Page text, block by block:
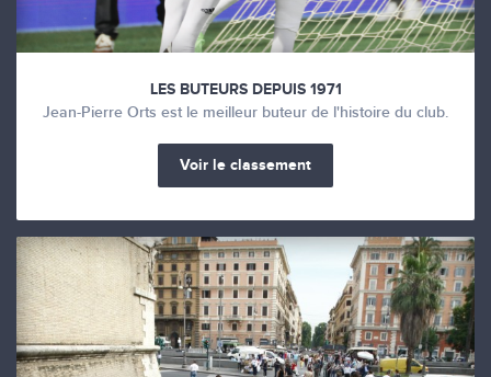
LES BUTEURS DEPUIS 1971
Jean-Pierre Orts est le meilleur buteur de l'histoire du club.
Voir le classement